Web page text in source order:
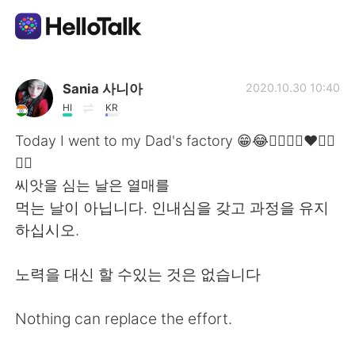
Language Exchange App
AI Grammar Checker
简体中文
Español العربية
Français Deutsch
Sania 사니아
HI KR
2020.10.30 10:40
Today I went to my Dad's factory 😁😂✌🏻👍🏻❤️💙💜
💞🤗
씨앗을 심는 날은 열매를
먹는 날이 아닙니다. 인내심을 갖고 과정을 유지
하십시오.
노력을 대신 할 수있는 것은 없습니다
Nothing can replace the effort.